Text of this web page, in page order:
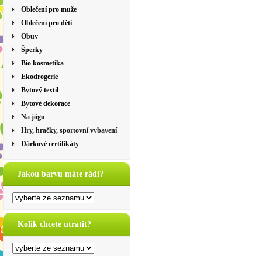
Oblečení pro muže
Oblečení pro děti
Obuv
Šperky
Bio kosmetika
Ekodrogerie
Bytový textil
Bytové dekorace
Na jógu
Hry, hračky, sportovní vybavení
Dárkové certifikáty
Jakou barvu máte rádi?
Kolik chcete utratit?